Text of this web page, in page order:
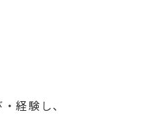
経験し、